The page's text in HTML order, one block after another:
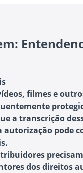
filmes e
a transcrição
autorização pode
dos direitos